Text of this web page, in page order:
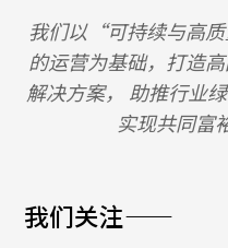
我们以“可持续与高
的运营为基础，打造
解决方案， 助推行业
实现共同富
我们关注——